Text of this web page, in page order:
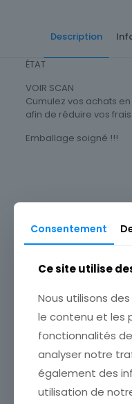
Description
ÉTAT
VOIR SCAN
Cumulez vos achats
afin de réduire vos
Emballage soigné !!!
Personnages &
Timbres
Sous-type
Poste d'usage courant
Pays
France
Format
Unité
FRANCE TIMBRE OBL
1037 MARSEILLE
Consentement
Ce site utilise
Nous utilisons
le contenu et les
fonctionnalités
analyser notre
également des
utilisation de